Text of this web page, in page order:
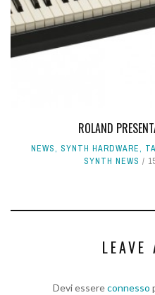
ROLAND
NEWS, SYNTH HARDWARE,
SYNTH NEWS
LEAVE
Devi essereconnesso